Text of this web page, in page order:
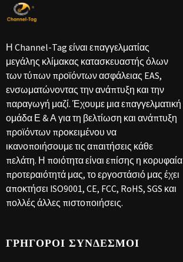
Η Channel-Tag είναι επαγγελματίας
μεγάλης κλίμακας κατασκευαστής όλων
των τύπων προϊόντων ασφάλειας EAS,
ενσωματώνοντας την ανάπτυξη και την
παραγωγή μαζί. Έχουμε μια επαγγελματική
ομάδα Ε & Α για τη βελτίωση και ανάπτυξη
προϊόντων προκειμένου να
ικανοποιήσουμε τις απαιτήσεις κάθε
πελάτη. Η ποιότητα είναι επίσης η κορυφαία
προτεραιότητά μας, το εργοστάσιό μας έχει
αποκτήσει ISO9001, CE, FCC, RoHS, SGS και
πολλές άλλες πιστοποιήσεις.
ΓΡΉΓΟΡΟΙ ΣΎΝΔΕΣΜΟΙ